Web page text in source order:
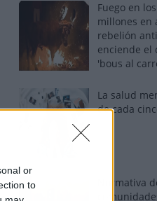
or
to
Fuego en
millones en
rebelión
enciende el
'bous al
La salud
de cada
Normativa